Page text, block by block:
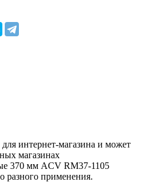
интернет-магазина и может
магазинах
370 мм ACV RM37-1105
разного применения.